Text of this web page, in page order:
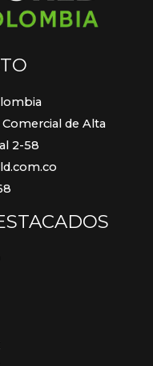
Comercial de Alta
2-58